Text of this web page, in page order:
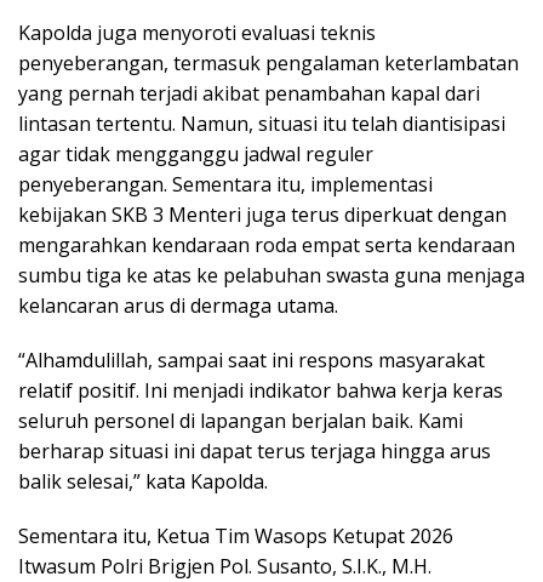
Kapolda juga menyoroti evaluasi teknis
penyeberangan, termasuk pengalaman keterlambatan
yang pernah terjadi akibat penambahan kapal dari
lintasan tertentu. Namun, situasi itu telah diantisipasi
agar tidak mengganggu jadwal reguler
penyeberangan. Sementara itu, implementasi
kebijakan SKB 3 Menteri juga terus diperkuat dengan
mengarahkan kendaraan roda empat serta kendaraan
sumbu tiga ke atas ke pelabuhan swasta guna menjaga
kelancaran arus di dermaga utama.
“Alhamdulillah, sampai saat ini respons masyarakat
relatif positif. Ini menjadi indikator bahwa kerja keras
seluruh personel di lapangan berjalan baik. Kami
berharap situasi ini dapat terus terjaga hingga arus
balik selesai,” kata Kapolda.
Sementara itu, Ketua Tim Wasops Ketupat 2026
Itwasum Polri Brigjen Pol. Susanto, S.I.K., M.H.